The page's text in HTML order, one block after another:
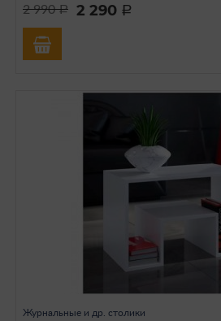
2 990a 2 290 a
Журнальные и др. столики